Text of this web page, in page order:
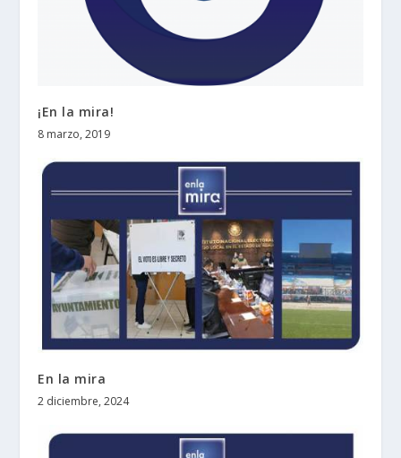
¡En la mira!
8 marzo, 2019
En la mira
2 diciembre, 2024